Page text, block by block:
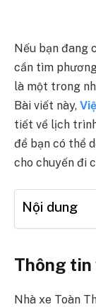
Nếu bạn đang
cần tìm
là một trong
Bài viết này,
tiết về lịch
để bạn có thể
cho chuyến đi
Nội dung
Thông tin
Nhà xe Toàn